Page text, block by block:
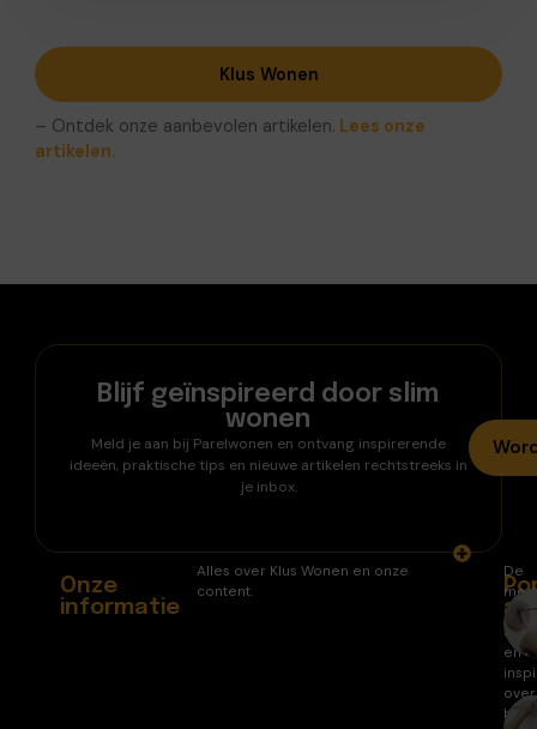
Klus Wonen
– Ontdek onze aanbevolen artikelen. Lees onze
artikelen.
Blijf geïnspireerd door slim
wonen
Meld je aan bij Parelwonen en ontvang inspirerende
ideeën, praktische tips en nieuwe artikelen rechtstreeks in
je inbox.
Onze
informatie
Alles over Klus Wonen en onze
content.
De
en
over
huis